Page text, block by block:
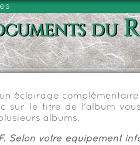
du
éclairage
sur le titre de l'album
albums.
Selon votre équipement